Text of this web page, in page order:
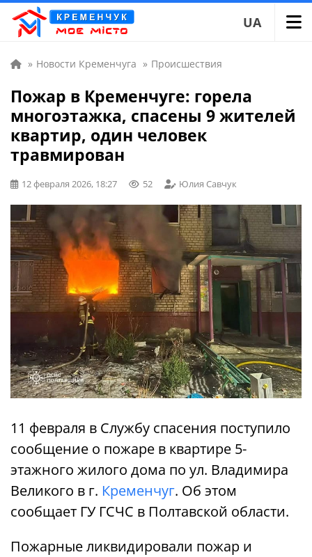
UA
» Новости Кременчуга » Происшествия
Пожар в Кременчуге: горела
многоэтажка, спасены 9 жителей
квартир, один человек
травмирован
12 февраля 2026, 18:27 52 Юлия Савчук
11 февраля в Службу спасения поступило
сообщение о пожаре в квартире 5-
этажного жилого дома по ул. Владимира
Великого в г. Кременчуг. Об этом
сообщает ГУ ГСЧС в Полтавской области.
Пожарные ликвидировали пожар и